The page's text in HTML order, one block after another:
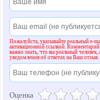
Пожалуйста, указывайте реальный e-
активационной ссылкой. Комментарий
важно знать, что вы реальный
уведомления об ответах на Ваш отзыв.
Оценка